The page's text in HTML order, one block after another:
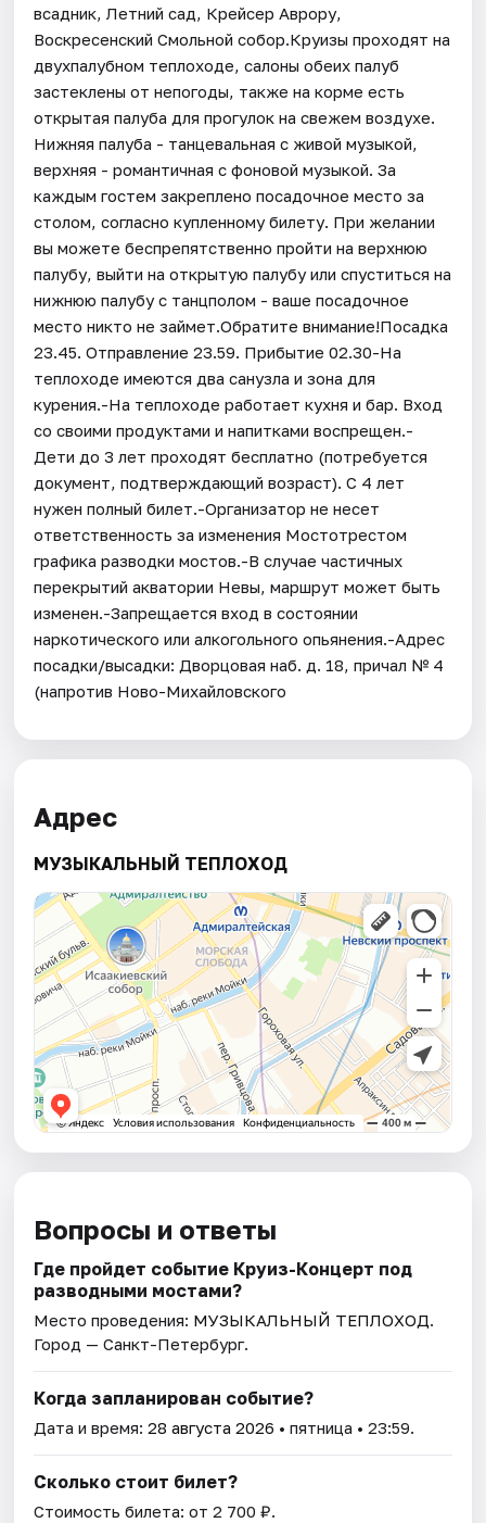
всадник, Летний сад, Крейсер Аврору,
Воскресенский Смольной собор.Круизы проходят на
двухпалубном теплоходе, салоны обеих палуб
застеклены от непогоды, также на корме есть
открытая палуба для прогулок на свежем воздухе.
Нижняя палуба - танцевальная с живой музыкой,
верхняя - романтичная с фоновой музыкой. За
каждым гостем закреплено посадочное место за
столом, согласно купленному билету. При желании
вы можете беспрепятственно пройти на верхнюю
палубу, выйти на открытую палубу или спуститься на
нижнюю палубу с танцполом - ваше посадочное
место никто не займет.Обратите внимание!Посадка
23.45. Отправление 23.59. Прибытие 02.30-На
теплоходе имеются два санузла и зона для
курения.-На теплоходе работает кухня и бар. Вход
со своими продуктами и напитками воспрещен.-
Дети до 3 лет проходят бесплатно (потребуется
документ, подтверждающий возраст). С 4 лет
нужен полный билет.-Организатор не несет
ответственность за изменения Мостотрестом
графика разводки мостов.-В случае частичных
перекрытий акватории Невы, маршрут может быть
изменен.-Запрещается вход в состоянии
наркотического или алкогольного опьянения.-Адрес
посадки/высадки: Дворцовая наб. д. 18, причал № 4
(напротив Ново-Михайловского
Адрес
МУЗЫКАЛЬНЫЙ ТЕПЛОХОД
Вопросы и ответы
Где пройдет событие Круиз-Концерт под
разводными мостами?
Место проведения: МУЗЫКАЛЬНЫЙ ТЕПЛОХОД.
Город — Санкт-Петербург.
Когда запланирован событие?
Дата и время:28 августа 2026 • пятница • 23:59.
Сколько стоит билет?
Стоимость билета: от 2 700 ₽.